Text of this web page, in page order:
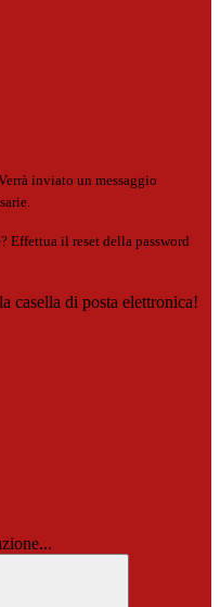
inviato un messaggio
Effettua il reset della password
casella di posta elettronica!